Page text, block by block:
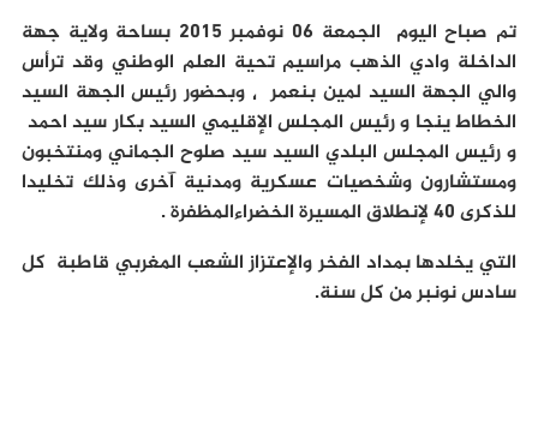
تم صباح اليوم الجمعة 06 نوفمبر 2015 بساحة ولاية جهة
الداخلة وادي الذهب مراسيم تحية العلم الوطني وقد ترأس
والي الجهة السيد لمين بنعمر ٬ وبحضور رئيس الجهة السيد
الخطاط ينجا و رئيس المجلس الإقليمي السيد بكار سيد احمد
و رئيس المجلس البلدي السيد سيد صلوح الجماني ومنتخبون
ومستشارون وشخصيات عسكرية ومدنية آخرى وذلك تخليدا
للذكرى 40 لإنطلاق المسيرة الخضراءالمظفرة .
التي يخلدها بمداد الفخر والإعتزاز الشعب المغربي قاطبة كل
سادس نونبر من كل سنة.